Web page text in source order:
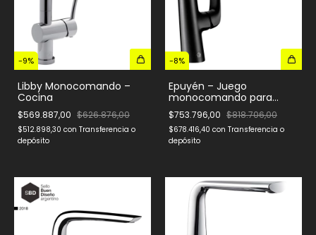
-9%
Libby Monocomando –
Cocina
$569.887,00 $626.876,00
$512.898,30 con Transferencia o
depósito
-8%
Epuyén – Juego
monocomando para
mesada de cocina
$753.796,00 $818.706,00
$678.416,40 con Transferencia o
depósito